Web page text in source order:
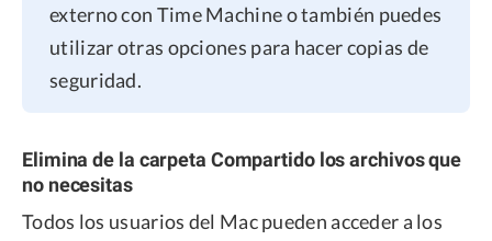
externo con Time Machine o también puedes
utilizar otras opciones para hacer copias de
seguridad.
Elimina de la carpeta Compartido los archivos que
no necesitas
Todos los usuarios del Mac pueden acceder a los